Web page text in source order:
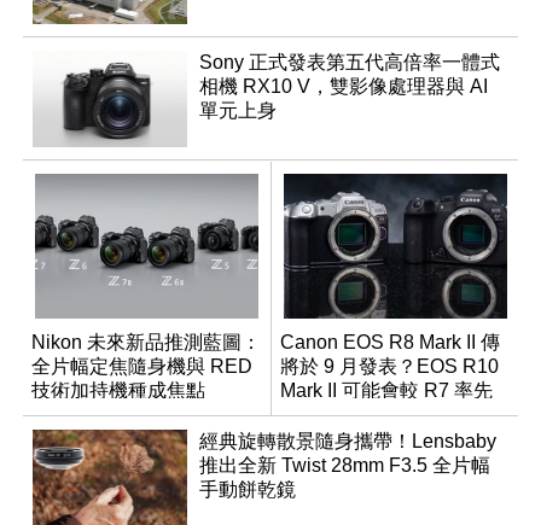
Sony 正式發表第五代高倍率一體式
相機 RX10 V，雙影像處理器與 AI
單元上身
Nikon 未來新品推測藍圖：
全片幅定焦隨身機與 RED
技術加持機種成焦點
Canon EOS R8 Mark II 傳
將於 9 月發表？EOS R10
Mark II 可能會較 R7 率先
推出
經典旋轉散景隨身攜帶！Lensbaby
推出全新 Twist 28mm F3.5 全片幅
手動餅乾鏡